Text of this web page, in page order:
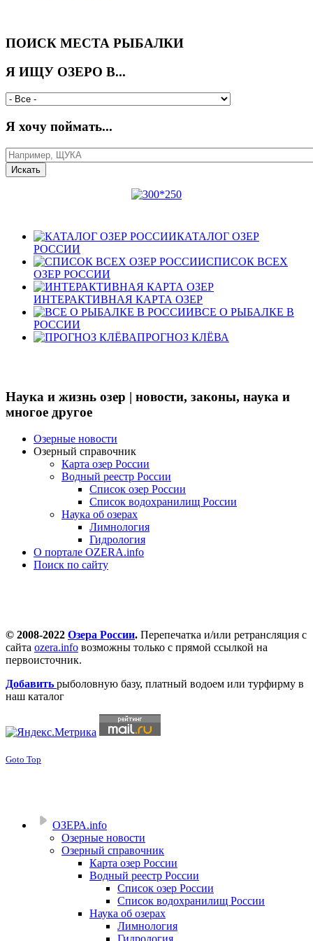
ПОИСК МЕСТА РЫБАЛКИ
Я ИЩУ ОЗЕРО В...
Я хочу поймать...
КАТАЛОГ ОЗЕР
РОССИИ
СПИСОК ВСЕХ
ОЗЕР РОССИИ
ИНТЕРАКТИВНАЯ КАРТА ОЗЕР
ВСЕ О РЫБАЛКЕ В
РОССИИ
ПРОГНОЗ КЛЁВА
Наука и жизнь озер | новости, законы, наука и
многое другое
Озерные новости
Озерный справочник
Карта озер России
Водный реестр России
Список озер России
Список водохранилищ России
Наука об озерах
Лимнология
Гидрология
О портале OZERA.info
Поиск по сайту
© 2008-2022 Озера России. Перепечатка и/или ретрансляция с
сайта ozera.info возможны только с прямой ссылкой на
первоисточник.
Добавить рыболовную базу, платный водоем или турфирму в
наш каталог
Goto Top
ОЗЕРА.info
Озерные новости
Озерный справочник
Карта озер России
Водный реестр России
Список озер России
Список водохранилищ России
Наука об озерах
Лимнология